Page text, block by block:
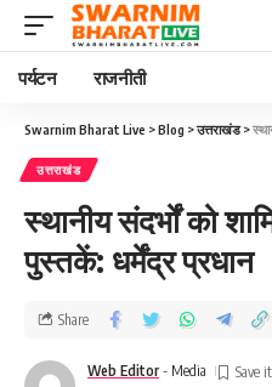
पर्यटन राजनीती
Swarnim Bharat Live >Blog >उत्तराखंड>
उत्तराखंड
स्थानीय संदर्भों को
पुस्तकें: धर्मेंद्र प्रधान
Web Editor - Media
Share